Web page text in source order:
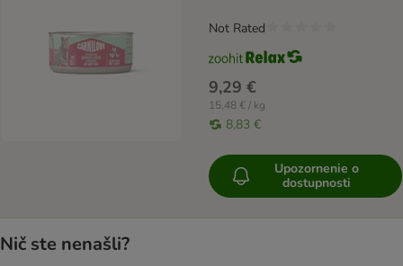
9,29 €
15,48 € / kg
8,83 €
Not Rated
Upozornenie o
dostupnosti
Nič ste nenašli?